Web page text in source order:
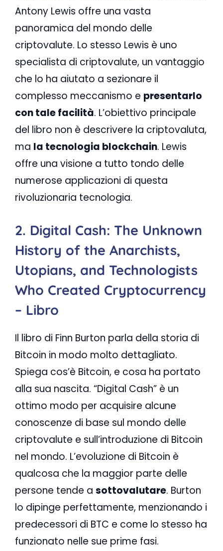
Antony Lewis offre una vasta
panoramica del mondo delle
criptovalute. Lo stesso Lewis è uno
specialista di criptovalute, un vantaggio
che lo ha aiutato a sezionare il
complesso meccanismo e presentarlo
con tale facilità. L’obiettivo principale
del libro non è descrivere la criptovaluta,
ma la tecnologia blockchain. Lewis
offre una visione a tutto tondo delle
numerose applicazioni di questa
rivoluzionaria tecnologia.
2. Digital Cash: The Unknown
History of the Anarchists,
Utopians, and Technologists
Who Created Cryptocurrency
– Libro
Il libro di Finn Burton parla della storia di
Bitcoin in modo molto dettagliato.
Spiega cos’è Bitcoin, e cosa ha portato
alla sua nascita. “Digital Cash” è un
ottimo modo per acquisire alcune
conoscenze di base sul mondo delle
criptovalute e sull’introduzione di Bitcoin
nel mondo. L’evoluzione di Bitcoin è
qualcosa che la maggior parte delle
persone tende a sottovalutare. Burton
lo dipinge perfettamente, menzionando i
predecessori di BTC e come lo stesso ha
funzionato nelle sue prime fasi.